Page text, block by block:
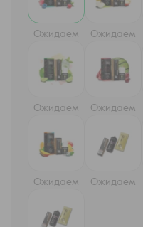
Ожидаем Ожидаем
Ожидаем Ожидаем
Ожидаем Ожидаем